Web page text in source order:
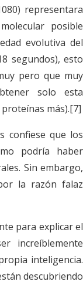
representara
posible
evolutiva del
segundos), esto
pero que muy
solo esta
más).[7]
confiese que los
podría haber
Sin embargo,
la razón falaz
para explicar el
increíblemente
inteligencia.
descubriendo